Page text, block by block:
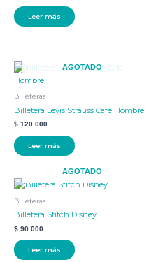
Leer más
AGOTADO
Billeteras
Billetera Levis Strauss Cafe Hombre
$ 120.000
Leer más
AGOTADO
Billeteras
Billetera Stitch Disney
$ 90.000
Leer más